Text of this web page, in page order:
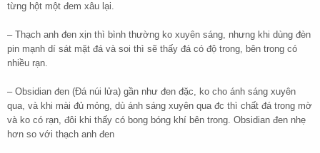
từng hột một đem xâu lại.
– Thạch anh đen xịn thì bình thường ko xuyên sáng, nhưng khi dùng đèn
pin mạnh dí sát mặt đá và soi thì sẽ thấy đá có độ trong, bên trong có
nhiều rạn.
– Obsidian đen (Đá núi lửa) gần như đen đặc, ko cho ánh sáng xuyên
qua, và khi mài đủ mỏng, dù ánh sáng xuyên qua đc thì chất đá trong mờ
và ko có rạn, đôi khi thấy có bong bóng khí bên trong. Obsidian đen nhẹ
hơn so với thạch anh đen